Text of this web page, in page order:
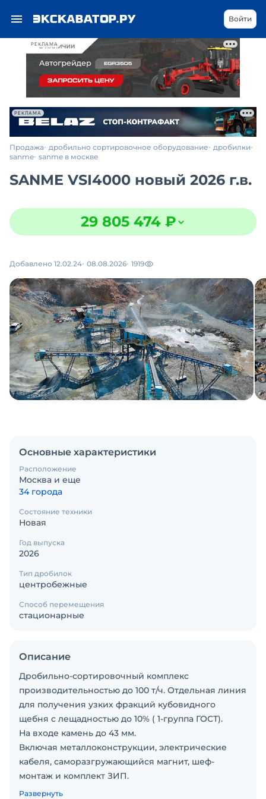
РЕКЛАМА
Войти
РЕКЛАМА
Продажа дробильно сортировочное оборудование дробилки
sanme sanme в москве
SANME VSI4000 новый 2026 г.в.
29 805 474 ₽
Добавлено 12.02.24 08.08.2026 1919
Основные характеристики
Расположение
Москва и еще
34 города
Состояние техники
Новая
Год выпуска
2026
Тип дробилок
центробежные
Способ перемещения
стационарные
Описание
Дробильно-сортировочный комплекс
производительностью до 100 т/ч. Отдельная линия
для получения узких фракций кубовидного
щебня с лещадностью до 10% ( 1-группа ГОСТ).
На входе камень до 43 мм.
Включая металлоконструкции, электрические
кабеля, саморазгружающийся магнит, шеф-
монтаж и комплект ЗИП.
Срок поставки 2-3 месяца склад Владивосток.
Развернуть